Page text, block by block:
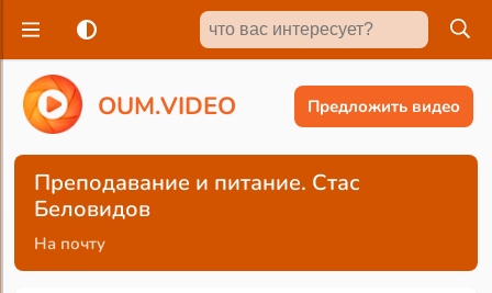
OUM.VIDEO Предложить видео
Преподавание и питание. Стас
Беловидов
На почту